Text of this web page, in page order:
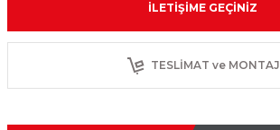
İLETIŞIME GEÇINIZ
TESLİMAT ve MONTAJ